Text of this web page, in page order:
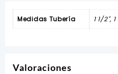
Medidas Tubería 1 1/2",
Valoraciones